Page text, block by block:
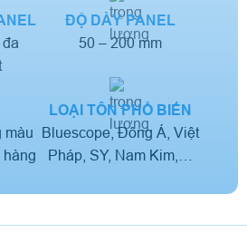
ĐỘ DÀY PANEL
50 – 200 mm
màu
hàng
LOẠI TÔN PHỔ BIẾN
Bluescope, Đông Á, Việt
Pháp, SY, Nam Kim,…